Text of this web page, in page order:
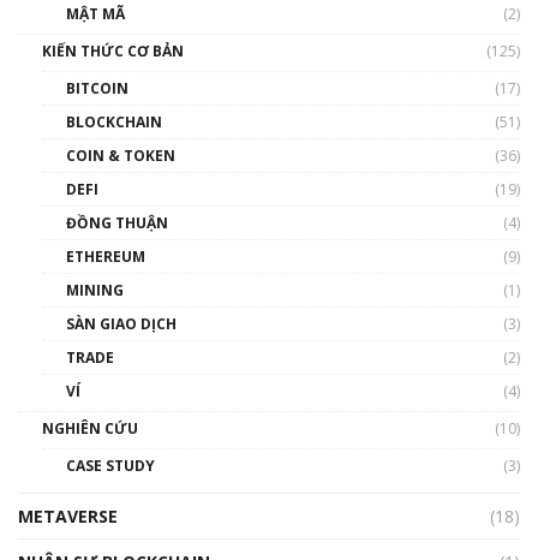
00:43:47
như thể nào?
00:39:31
Phổ cập Blockchain
thống & Crypto qua các cuộc chiến | Phổ cập
MẬT MÃ
(2)
KIẾN THỨC CƠ BẢN
(125)
BITCOIN
(17)
BLOCKCHAIN
(51)
COIN & TOKEN
(36)
DEFI
(19)
ĐỒNG THUẬN
(4)
ETHEREUM
(9)
MINING
(1)
SÀN GIAO DỊCH
(3)
TRADE
(2)
VÍ
(4)
NGHIÊN CỨU
(10)
CASE STUDY
(3)
METAVERSE
(18)